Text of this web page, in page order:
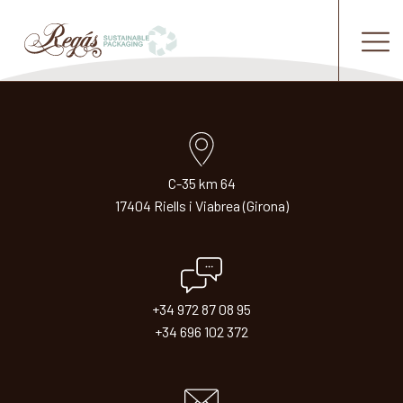
C-35 km 64
17404 Riells i Viabrea (Girona)
+34 972 87 08 95
+34 696 102 372